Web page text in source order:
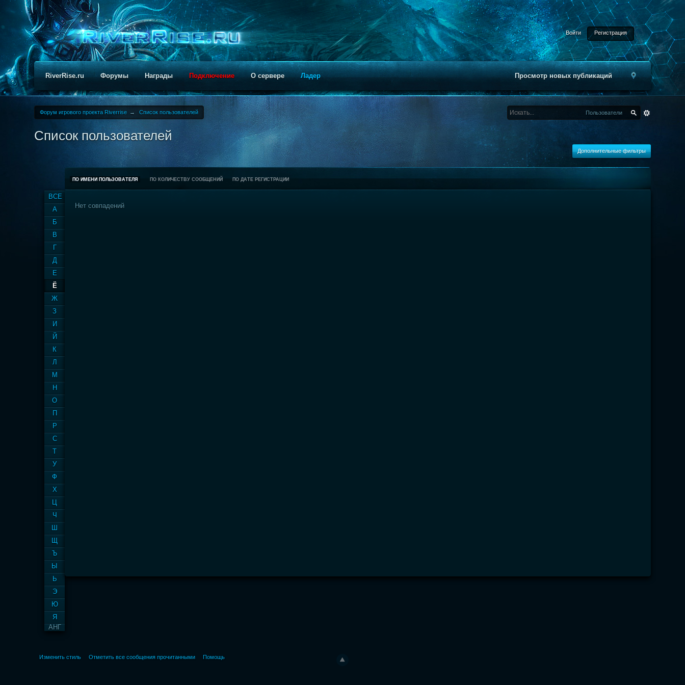
Войти Регистрация
Просмотр новых публикаций
RiverRise.ru Форумы Награды Подключение О сервере Ладер
Форум игрового проекта Riverrise → Список пользователей Пользователи
Список пользователей
Дополнительные фильтры
ВСЕ
А
Б
В
Г
Д
Е
Ё
Ж
З
И
Й
К
Л
М
Н
О
П
Р
С
Т
У
Ф
Х
Ц
Ч
Ш
Щ
Ъ
Ы
Ь
Э
Ю
Я
АНГ
ПО ИМЕНИ ПОЛЬЗОВАТЕЛЯ ПО КОЛИЧЕСТВУ СООБЩЕНИЙ ПО ДАТЕ РЕГИСТРАЦИИ
Нет совпадений
Изменить стиль Отметить все сообщения прочитанными Помощь